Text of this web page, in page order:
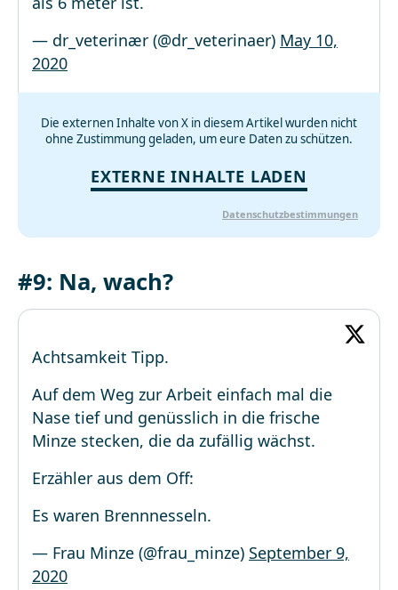
— dr_veterinær (@dr_veterinaer) May 10,
2020
Die externen Inhalte von X in diesem Artikel wurden nicht
ohne Zustimmung geladen, um eure Daten zu schützen.
EXTERNE INHALTE LADEN
Datenschutzbestimmungen
#9: Na, wach?
Achtsamkeit Tipp.
Auf dem Weg zur Arbeit einfach mal die
Nase tief und genüsslich in die frische
Minze stecken, die da zufällig wächst.
Erzähler aus dem Off:
Es waren Brennnesseln.
— Frau Minze (@frau_minze) September 9,
2020